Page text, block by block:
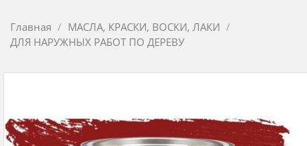
Главная
МАСЛА, КРАСКИ, ВОСКИ, ЛАКИ
ДЛЯ НАРУЖНЫХ РАБОТ ПО ДЕРЕВУ